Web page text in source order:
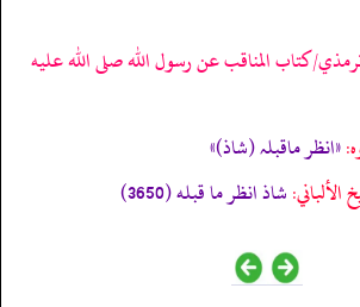
كتاب المناقب عن رسول الله صلى الله عليه
«انظر ماقبلہ (شاذ)»
الألباني:شاذ انظر ما قبله (3650)